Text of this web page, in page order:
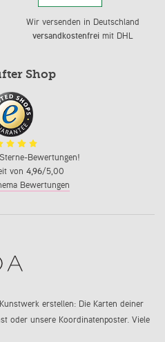
Wir versenden in Deutschland
versandkostenfreimit DHL
Shop
Bewertungen!
von 4,96/5,00
Bewertungen
erstellen: Die Karten deiner
oder unsere Koordinatenposter. Viele